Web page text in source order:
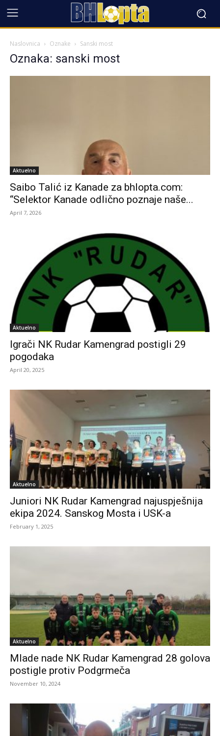
Naslovnica Oznake Sanski most
Oznaka: sanski most
Aktuelno
Saibo Talić iz Kanade za bhlopta.com:
“Selektor Kanade odlično poznaje naše...
April 7, 2026
Aktuelno
Igrači NK Rudar Kamengrad postigli 29
pogodaka
April 20, 2025
Aktuelno
Juniori NK Rudar Kamengrad najuspješnija
ekipa 2024. Sanskog Mosta i USK-a
February 1, 2025
Aktuelno
Mlade nade NK Rudar Kamengrad 28 golova
postigle protiv Podgrmeča
November 10, 2024